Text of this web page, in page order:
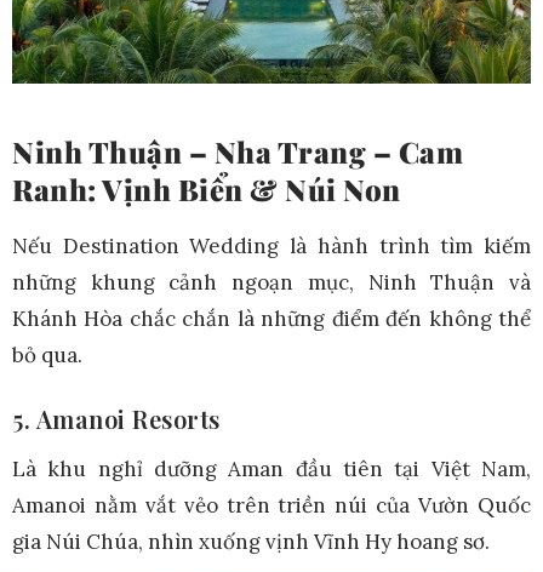
Ninh Thuận – Nha Trang – Cam
Ranh: Vịnh Biển & Núi Non
Nếu Destination Wedding là hành trình tìm kiếm
những khung cảnh ngoạn mục, Ninh Thuận và
Khánh Hòa chắc chắn là những điểm đến không thể
bỏ qua.
5. Amanoi Resorts
Là khu nghỉ dưỡng Aman đầu tiên tại Việt Nam,
Amanoi nằm vắt vẻo trên triền núi của Vườn Quốc
gia Núi Chúa, nhìn xuống vịnh Vĩnh Hy hoang sơ.